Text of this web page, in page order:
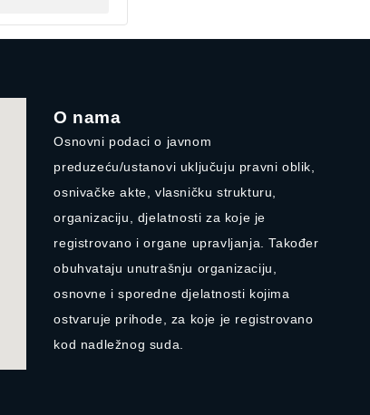
O nama
Osnovni podaci o javnom
preduzeću/ustanovi uključuju pravni oblik,
osnivačke akte, vlasničku strukturu,
organizaciju, djelatnosti za koje je
registrovano i organe upravljanja. Također
obuhvataju unutrašnju organizaciju,
osnovne i sporedne djelatnosti kojima
ostvaruje prihode, za koje je registrovano
kod nadležnog suda.